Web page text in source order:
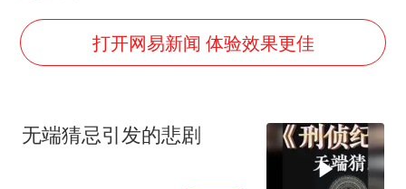
新疆一婚礼线上邀请引热议
女子发现前夫婚内与第三者育子
国足U17与阿森纳决赛取消 并列冠军
上门女婿出轨女邻居多年被判重婚罪
打开网易新闻 体验效果更佳
无端猜忌引发的悲剧